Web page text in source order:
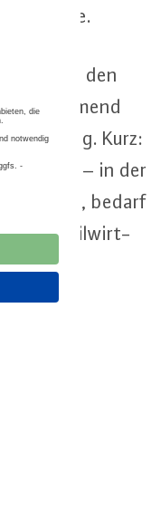
Reiche.
und den
zunehmend
Kurz:
kann – in der
wird, bedarf
Au­to­mo­bil­wirt­